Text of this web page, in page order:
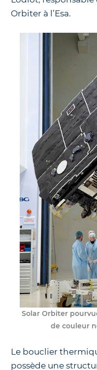
Orbiter à l’Esa.
Solar Orbiter
de couleur
Le bouclier
possède une